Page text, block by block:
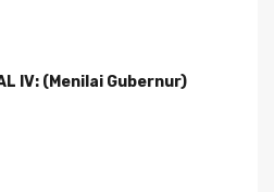
IV: (Menilai Gubernur)